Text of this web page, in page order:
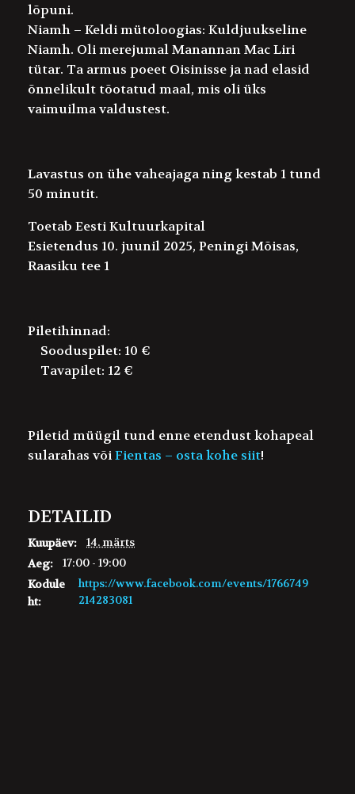
lõpuni.
Niamh – Keldi mütoloogias: Kuldjuukseline
Niamh. Oli merejumal Manannan Mac Liri
tütar. Ta armus poeet Oisinisse ja nad elasid
õnnelikult tõotatud maal, mis oli üks
vaimuilma valdustest.
Lavastus on ühe vaheajaga ning kestab 1 tund
50 minutit.
Toetab Eesti Kultuurkapital
Esietendus 10. juunil 2025, Peningi Mõisas,
Raasiku tee 1
Piletihinnad:
Sooduspilet: 10 €
Tavapilet: 12 €
Piletid müügil tund enne etendust kohapeal
sularahas võiFientas – osta kohe siit!
DETAILID
Kuupäev:
14. märts
Aeg:
17:00 - 19:00
Kodule
ht:
https://www.facebook.com/events/1766749
214283081